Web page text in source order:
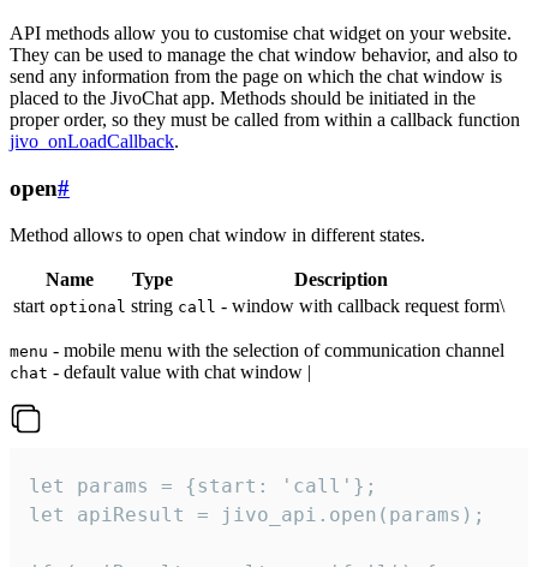
API methods allow you to customise chat widget on your website.
They can be used to manage the chat window behavior, and also to
send any information from the page on which the chat window is
placed to the JivoChat app. Methods should be initiated in the
proper order, so they must be called from within a callback function
jivo_onLoadCallback.
open#
Method allows to open chat window in different states.
Name Type
Description
start optional string call - window with callback request form\
menu - mobile menu with the selection of communication channel
chat - default value with chat window |
let params = {start: 'call'};
let apiResult = jivo_api.open(params);